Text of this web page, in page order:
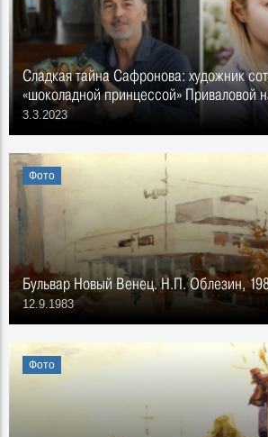
Сладкая тайна Сафронова: художник
«шоколадной принцессой» Приваловой
3.3.2023
Фото
Бульвар Новый Венец. Н.П. Облезин,
12.9.1983
Фото